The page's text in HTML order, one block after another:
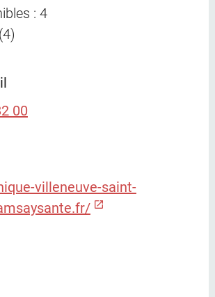
: 4
00
villeneuve-saint-